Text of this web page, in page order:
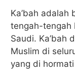
Ka’bah
tengah-tengah
Saudi. Ka’bah
Muslim di
yang di